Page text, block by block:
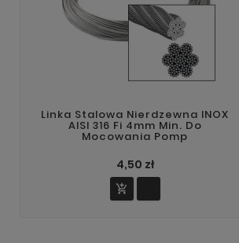
Linka Stalowa Nierdzewna INOX
AISI 316 Fi 4mm Min. Do
Mocowania Pomp
4,50 zł
